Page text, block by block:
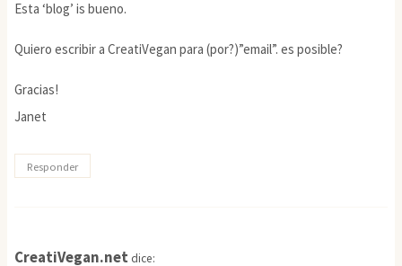
Esta ‘blog’ is bueno.
Quiero escribir a CreatiVegan para (por?)”email”. es posible?
Gracias!
Janet
Responder
CreatiVegan.net dice: